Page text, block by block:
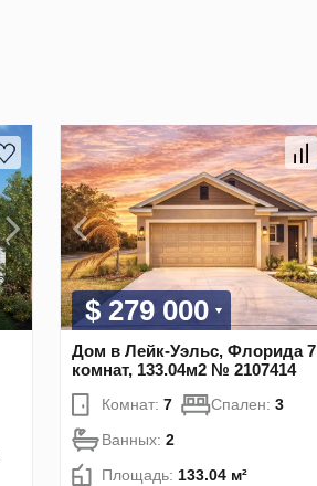
$ 279 000
Дом в Лейк-Уэльс, Флорида 7
комнат, 133.04м2 № 2107414
Комнат: 7 Спален: 3
Ванных: 2
Площадь: 133.04 м²